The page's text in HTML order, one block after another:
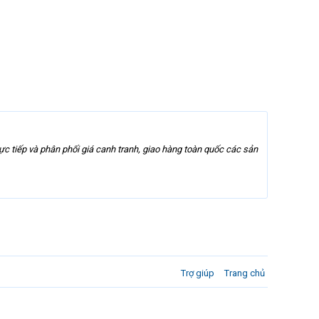
tiếp và phân phối giá canh tranh, giao hàng toàn quốc các sản
Trợ giúp Trang chủ